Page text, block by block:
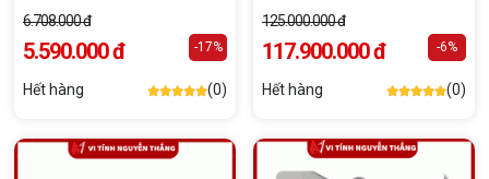
6.708.000 đ
5.590.000 đ -17%
Hết hàng (0)
125.000.000 đ
117.900.000 đ -6%
Hết hàng (0)